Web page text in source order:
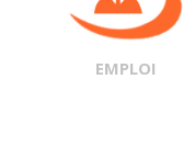
EMPLOI